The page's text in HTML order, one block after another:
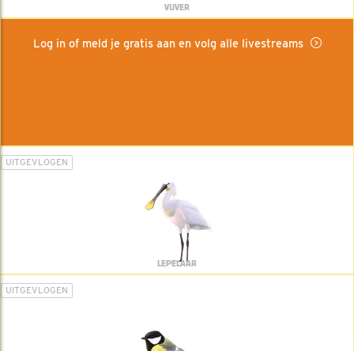
VIJVER
Log in of meld je gratis aan en volg alle livestreams
UITGEVLOGEN
LEPELAAR
UITGEVLOGEN